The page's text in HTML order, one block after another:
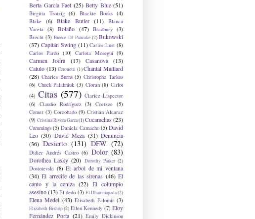
Berta García Faet (25) Betty Blue (51)
Birgitta Trotzig (6) Blackie Books (4)
Blake
(6) Blake Butler (11)
Blanca
Varela
(8) Bolaño (47) Bradbury (3)
Brecht (3) Breece DJ Pancake (2) Bukowski
(37) Capitán Swing (11) Carlos Lust (8)
Carlos Pardo (10) Carlota Moseguí (9)
Carmen Jodra (17) Casanova
(13)
Catulo (13) Ceronetti (1) Chantal Maillard
(28) Charles Burns (5) Christophe Tarkos
(6) Chuck Palahniuk (3) Cioran (8) Cirlot
(4) Citas (577) Clarice Lispector
(6)
Claudio Rodríguez (3) Coetzee (5)
Comer (3) Corcobado (9) Cristian Alcaraz
(9) Cristina Rivera Garza(1)Cucarachas (23)
Cummings (5) Daniela Camacho (5) David
Leo (30) David Meza (31) Denuncia
(36) Desierto (131) DFW (72)
Didier Andrés Castro (6) Dolor (83)
Dorothea Lasky (20) Dorothy Parker (2)
Dostoievski (8) El arbol de mi ventana
(34) El arrecife de las sirenas (46) El
canto y la ceniza (22) El columpio
asesino(13) El dedo (3) El Dhammapada(2)
Elena Medel (43) Elisabeth Falomir (3)
Elizabeth Bishop(2) Ellen Kennedy (7) Eloy
Fernández Porta (21) Emily Dickinson